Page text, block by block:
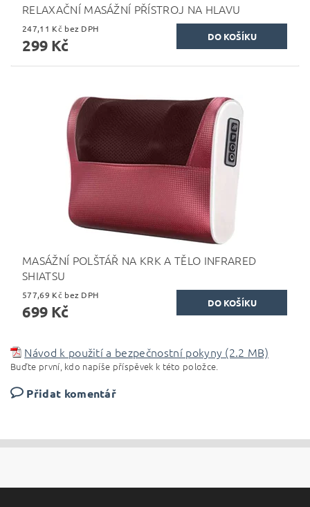
RELAXAČNÍ MASÁŽNÍ PŘÍSTROJ NA HLAVU
247,11 Kč bez DPH
299 Kč
MASÁŽNÍ POLŠTÁŘ NA KRK A TĚLO INFRARED
SHIATSU
577,69 Kč bez DPH
699 Kč
Návod k použití a bezpečnostní pokyny (2.2 MB)
Buďte první, kdo napíše příspěvek k této položce.
Přidat komentář